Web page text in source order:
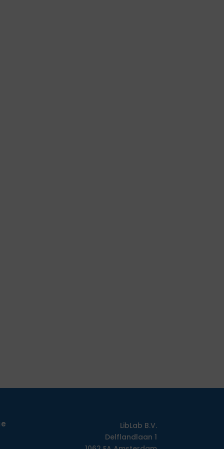
LibLab B.V.
Delflandlaan 1